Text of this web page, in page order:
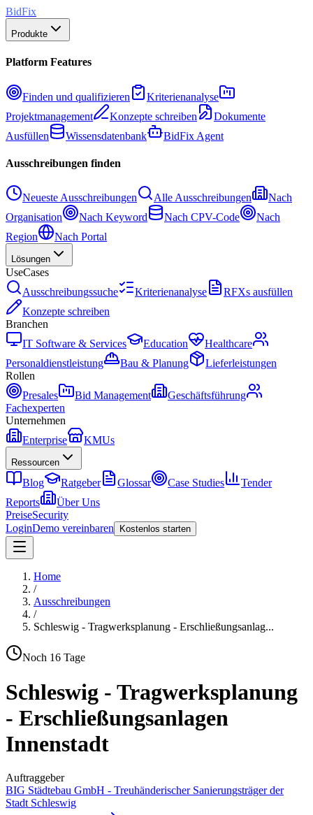
BidFix
Produkte
Platform Features
Finden und qualifizieren
Kriterienanalyse
Projektmanagement
Konzepte schreiben
Dokumente
Ausfüllen
Wissensdatenbank BidFix Agent
Ausschreibungen finden
Neueste Ausschreibungen Alle Ausschreibungen
Nach
Organisation
Nach Keyword Nach CPV-Code
Nach
Region
Nach Portal
Lösungen
UseCases
Ausschreibungssuche
Kriterienanalyse
RFXs ausfüllen
Konzepte schreiben
Branchen
IT Software & Services
Education
Healthcare
Personaldienstleistung
Bau & Planung
Lieferleistungen
Rollen
Presales
Bid Management
Geschäftsführung
Fachexperten
Unternehmen
Enterprise
KMUs
Ressourcen
Blog Ratgeber Glossar Case Studies
Tender
Reports
Über Uns
PreiseSecurity
LoginDemo vereinbaren Kostenlos starten
Home
/
Ausschreibungen
/
Schleswig - Tragwerksplanung - Erschließungsanlag...
Noch 16 Tage
Schleswig - Tragwerksplanung
- Erschließungsanlagen
Innenstadt
Auftraggeber
BIG Städtebau GmbH - Treuhänderischer Sanierungsträger der
Stadt Schleswig